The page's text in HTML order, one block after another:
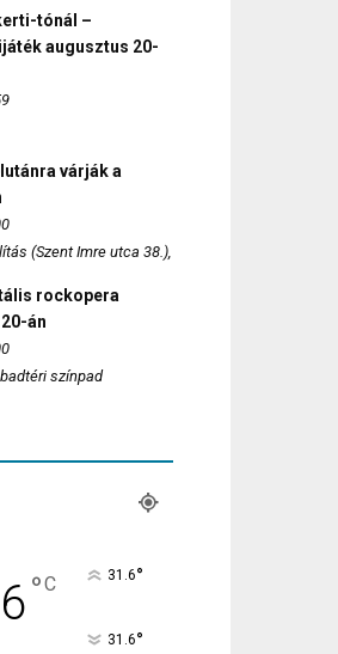
tónál –
augusztus 20-
várják a
(Szent Imre utca 38.),
rockopera
án
színpad
°C 31.6°
31.6°